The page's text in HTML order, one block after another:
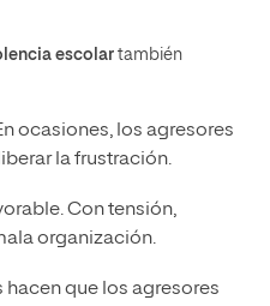
escolar también
ocasiones, los agresores
la frustración.
Con tensión,
organización.
que los agresores